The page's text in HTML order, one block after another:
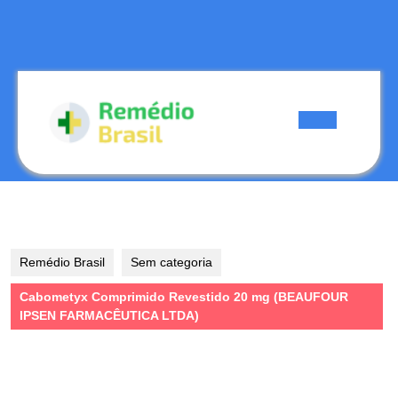
Remédio Brasil Sem categoria
Cabometyx Comprimido Revestido 20 mg (BEAUFOUR
IPSEN FARMACÊUTICA LTDA)